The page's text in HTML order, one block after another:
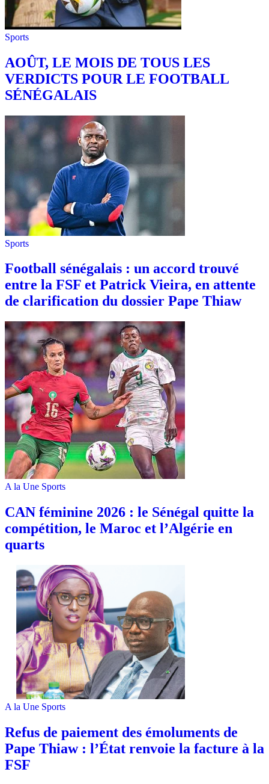
Sports
AOÛT, LE MOIS DE TOUS LES
VERDICTS POUR LE FOOTBALL
SÉNÉGALAIS
Sports
Football sénégalais : un accord trouvé
entre la FSF et Patrick Vieira, en attente
de clarification du dossier Pape Thiaw
A la Une Sports
‎CAN féminine 2026 : le Sénégal quitte la
compétition, le Maroc et l’Algérie en
quarts
A la Une Sports
Refus de paiement des émoluments de
Pape Thiaw : l’État renvoie la facture à la
FSF